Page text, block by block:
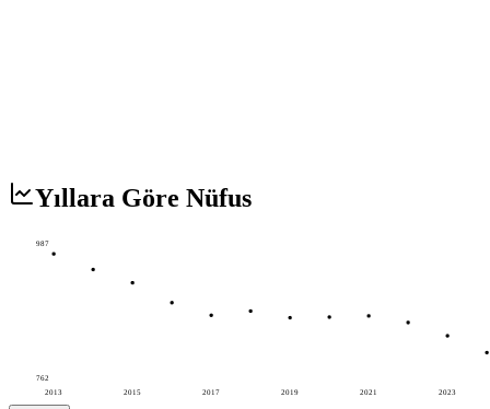
Yıllara Göre Nüfus
2013 2015 2017 2019 2021 2023
987
762